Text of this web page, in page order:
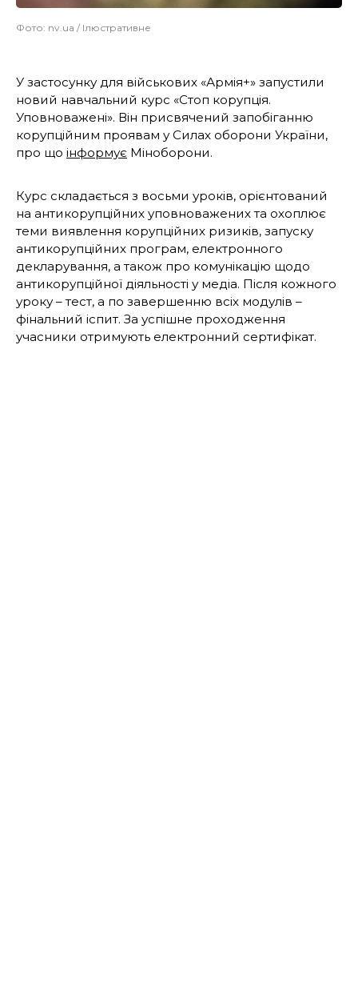
Фото: nv.ua / Ілюстративне
У застосунку для військових «Армія+» запустили
новий навчальний курс «Стоп корупція.
Уповноважені». Він присвячений запобіганню
корупційним проявам у Силах оборони України,
про що інформує Міноборони.
Курс складається з восьми уроків, орієнтований
на антикорупційних уповноважених та охоплює
теми виявлення корупційних ризиків, запуску
антикорупційних програм, електронного
декларування, а також про комунікацію щодо
антикорупційної діяльності у медіа. Після кожного
уроку – тест, а по завершенню всіх модулів –
фінальний іспит. За успішне проходження
учасники отримують електронний сертифікат.